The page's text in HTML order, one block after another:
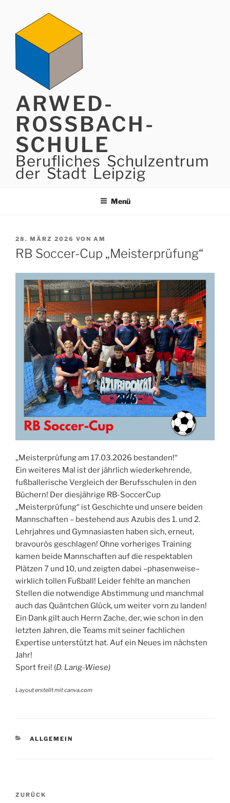
springen
ARWED-
ROSSBACH-
SCHULE
Berufliches Schulzentrum
der Stadt Leipzig
Menü
VERÖFFENTLICHT
AM
28. MÄRZ 2026 VON AM
RB Soccer-Cup „Meisterprüfung“
„Meisterprüfung am 17.03.2026 bestanden!“
Ein weiteres Mal ist der jährlich wiederkehrende,
fußballerische Vergleich der Berufsschulen in den
Büchern! Der diesjährige RB-SoccerCup
„Meisterprüfung“ ist Geschichte und unsere beiden
Mannschaften – bestehend aus Azubis des 1. und 2.
Lehrjahres und Gymnasiasten haben sich, erneut,
bravourös geschlagen! Ohne vorheriges Training
kamen beide Mannschaften auf die respektablen
Plätzen 7 und 10, und zeigten dabei –phasenweise–
wirklich tollen Fußball! Leider fehlte an manchen
Stellen die notwendige Abstimmung und manchmal
auch das Quäntchen Glück, um weiter vorn zu landen!
Ein Dank gilt auch Herrn Zache, der, wie schon in den
letzten Jahren, die Teams mit seiner fachlichen
Expertise unterstützt hat. Auf ein Neues im nächsten
Jahr!
Sport frei! (D. Lang-Wiese)
Layout erstellt mit canva.com
KATEGORIEN
ALLGEMEIN
Beitragsnavigation
Vorheriger
ZURÜCK